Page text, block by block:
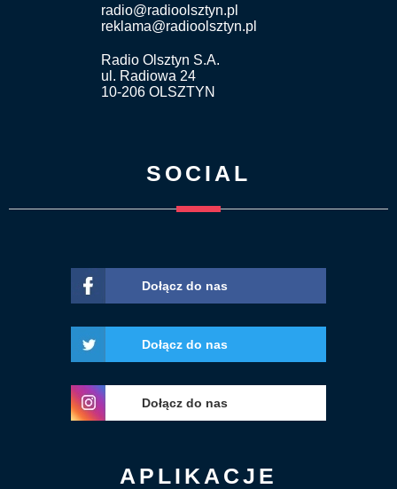
radio@radioolsztyn.pl
reklama@radioolsztyn.pl
Radio Olsztyn S.A.
ul. Radiowa 24
10-206 OLSZTYN
SOCIAL
Dołącz do nas
Dołącz do nas
Dołącz do nas
APLIKACJE